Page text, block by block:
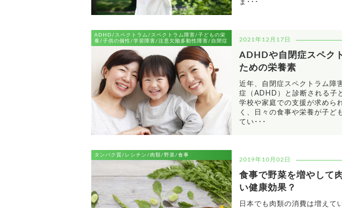
ま･･･
ADHD/スペクトラム/スペクトラム障害/子どもの栄
養/子供の個性/学習障害/注意欠陥多動性障害/自閉症
2021年12月17日
ADHDや自閉症スペク
ための栄養素
近年、自閉症スペクトラム障
症（ADHD）と診断される子
学校や家庭での支援が求めら
く、日々の食事や栄養が子ど
てい･･･
タンパク質/レシチン/肉類/野菜/食事
2019年10月02日
食事で野菜を増やして
い健康効果？
日本でも肉類の消費は増えて